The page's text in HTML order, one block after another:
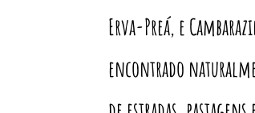
Erva-Preá, e
encontrado